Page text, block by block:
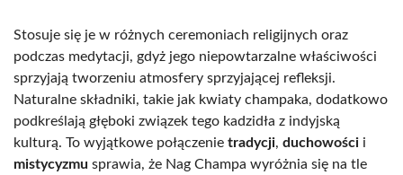
Stosuje się je w różnych ceremoniach religijnych oraz
podczas medytacji, gdyż jego niepowtarzalne właściwości
sprzyjają tworzeniu atmosfery sprzyjającej refleksji.
Naturalne składniki, takie jak kwiaty champaka, dodatkowo
podkreślają głęboki związek tego kadzidła z indyjską
kulturą. To wyjątkowe połączenie tradycji, duchowości i
mistycyzmu sprawia, że Nag Champa wyróżnia się na tle